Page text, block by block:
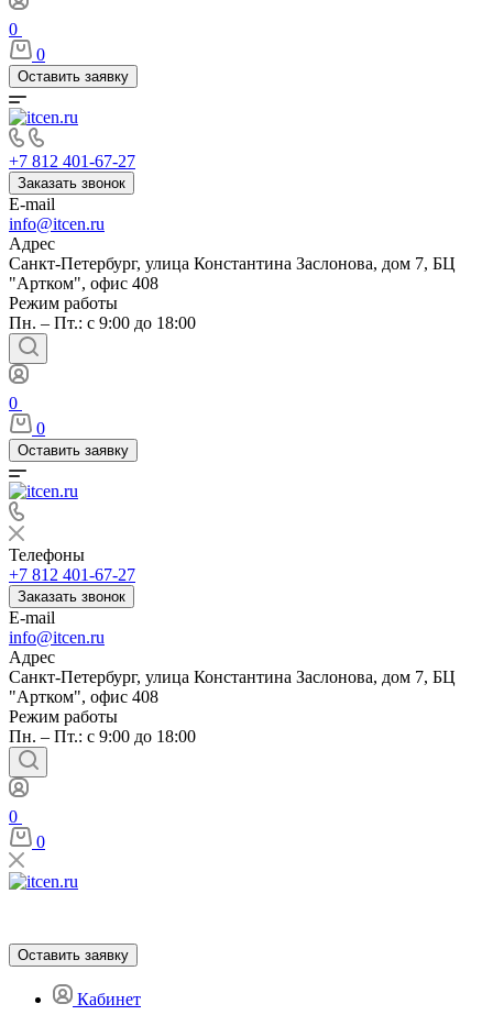
0
0
Оставить заявку
+7 812 401-67-27
Заказать звонок
E-mail
info@itcen.ru
Адрес
Санкт-Петербург, улица Константина Заслонова, дом 7, БЦ
"Артком", офис 408
Режим работы
Пн. – Пт.: с 9:00 до 18:00
0
0
Оставить заявку
Телефоны
+7 812 401-67-27
Заказать звонок
E-mail
info@itcen.ru
Адрес
Санкт-Петербург, улица Константина Заслонова, дом 7, БЦ
"Артком", офис 408
Режим работы
Пн. – Пт.: с 9:00 до 18:00
0
0
Оставить заявку
Кабинет